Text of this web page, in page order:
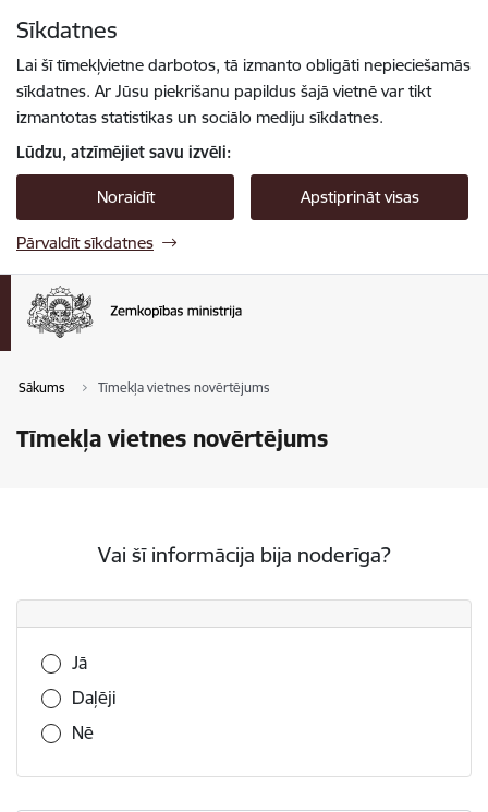
Sīkdatnes
Lai šī tīmekļvietne darbotos, tā izmanto obligāti nepieciešamās
sīkdatnes. Ar Jūsu piekrišanu papildus šajā vietnē var tikt
izmantotas statistikas un sociālo mediju sīkdatnes.
Lūdzu, atzīmējiet savu izvēli:
Noraidīt Apstiprināt visas
Pārvaldīt sīkdatnes
Sākums Tīmekļa vietnes novērtējums
Tīmekļa vietnes novērtējums
Vai šī informācija bija noderīga?
Vai šī informācija bija noderīga?
Jā
Daļēji
Nē